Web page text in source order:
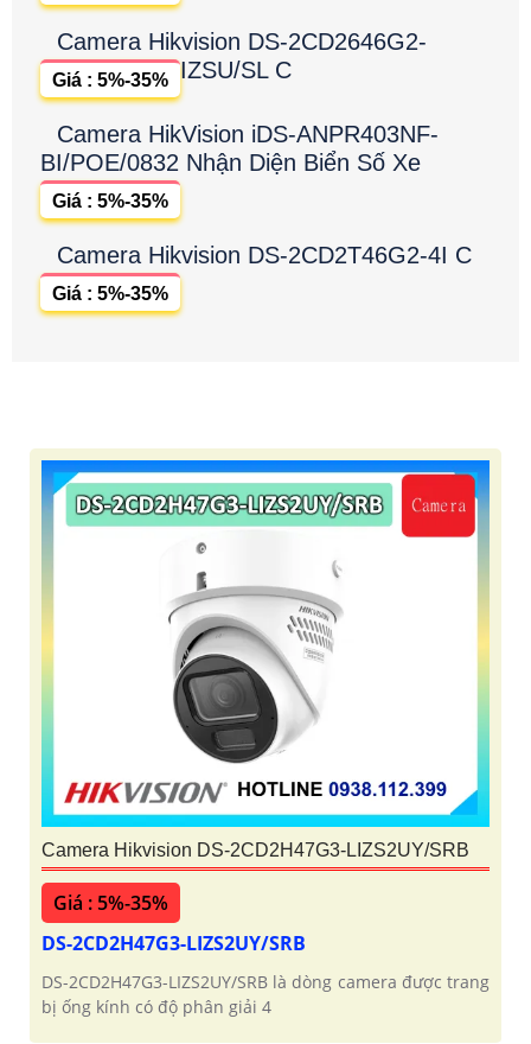
Camera Hikvision DS-2CD2646G2-
IZSU/SL C
Giá : 5%-35%
Camera HikVision iDS-ANPR403NF-
BI/POE/0832 Nhận Diện Biển Số Xe
Giá : 5%-35%
Camera Hikvision DS-2CD2T46G2-4I C
Giá : 5%-35%
Camera Hikvision DS-2CD2H47G3-LIZS2UY/SRB
Giá : 5%-35%
DS-2CD2H47G3-LIZS2UY/SRB
DS-2CD2H47G3-LIZS2UY/SRB là dòng camera được trang
bị ống kính có độ phân giải 4